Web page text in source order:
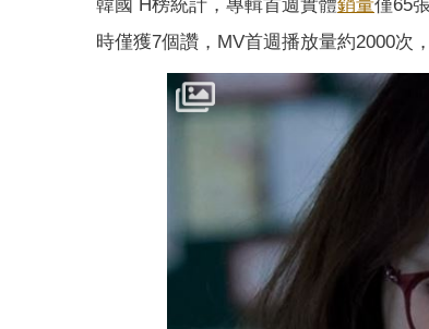
韓國 H榜統計，專輯首週實體銷量僅65
時僅獲7個讚，MV首週播放量約2000次